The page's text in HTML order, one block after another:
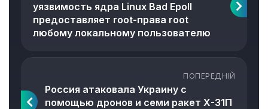
уязвимость ядра Linux Bad Epoll
предоставляет root-права root
любому локальному пользователю
ПОПЕРЕДНІЙ
Россия атаковала Украину с
помощью дронов и семи ракет Х-31П